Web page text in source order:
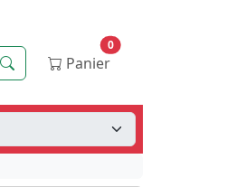
RecherchePanier
0